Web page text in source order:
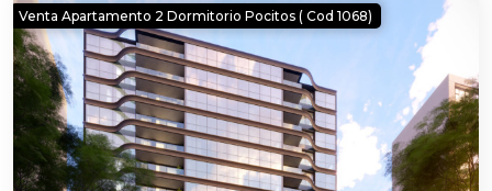
Venta Apartamento 2 Dormitorio Pocitos ( Cod 1068)